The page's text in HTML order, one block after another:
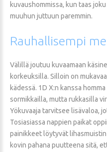
kuvaushommissa, kun taas
muuhun juttuun paremmin.
Rauhallisempi
Välillä joutuu kuvaamaan
korkeuksilla. Silloin on
kädessä. 1D X:n kanssa
sormikkailla, mutta rukkasilla
Yökuvaaja tarvitsee lisävaloa,
Tosiasiassa nappien paikat
painikkeet löytyvät lihasmuistin
kovin pahana puutteena sitä,